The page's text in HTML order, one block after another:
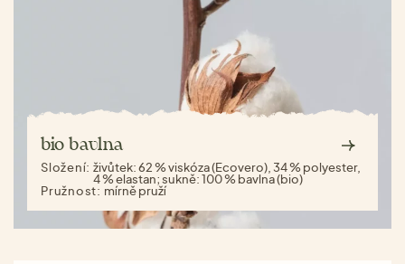
bio bavlna
Složení:živůtek: 62 % viskóza (Ecovero), 34 % polyester,
4 % elastan; sukně: 100 % bavlna (bio)
Pružnost: mírně pruží